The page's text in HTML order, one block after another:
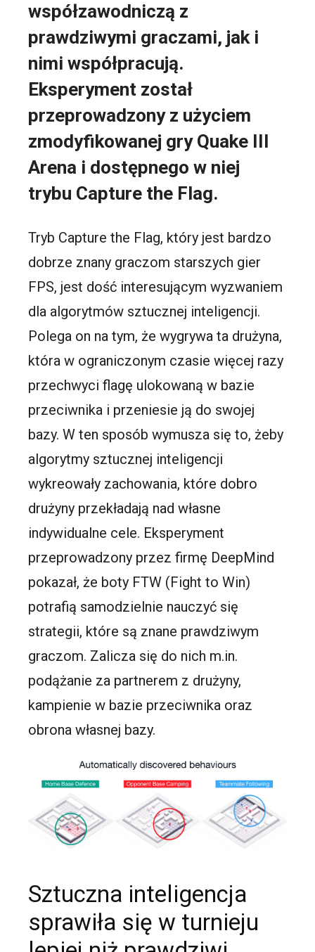
współzawodniczą z
prawdziwymi graczami, jak i
nimi współpracują.
Eksperyment został
przeprowadzony z użyciem
zmodyfikowanej gry Quake III
Arena i dostępnego w niej
trybu Capture the Flag.
Tryb Capture the Flag, który jest bardzo
dobrze znany graczom starszych gier
FPS, jest dość interesującym wyzwaniem
dla algorytmów sztucznej inteligencji.
Polega on na tym, że wygrywa ta drużyna,
która w ograniczonym czasie więcej razy
przechwyci flagę ulokowaną w bazie
przeciwnika i przeniesie ją do swojej
bazy. W ten sposób wymusza się to, żeby
algorytmy sztucznej inteligencji
wykreowały zachowania, które dobro
drużyny przekładają nad własne
indywidualne cele. Eksperyment
przeprowadzony przez firmę DeepMind
pokazał, że boty FTW (Fight to Win)
potrafią samodzielnie nauczyć się
strategii, które są znane prawdziwym
graczom. Zalicza się do nich m.in.
podążanie za partnerem z drużyny,
kampienie w bazie przeciwnika oraz
obrona własnej bazy.
Sztuczna inteligencja
sprawiła się w turnieju